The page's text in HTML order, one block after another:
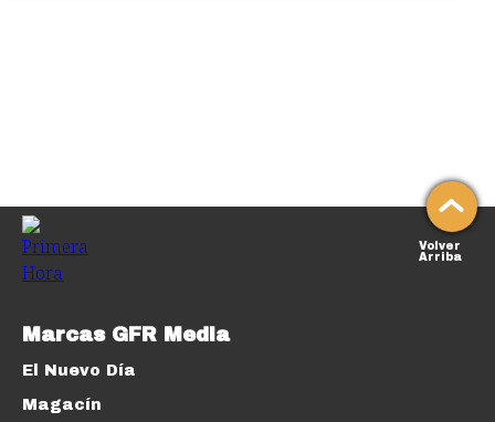
Volver
Arriba
Marcas GFR Media
El Nuevo Día
Magacín